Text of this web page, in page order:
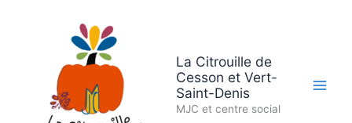
La Citrouille de
Cesson et Vert-
Saint-Denis
MJC et centre social